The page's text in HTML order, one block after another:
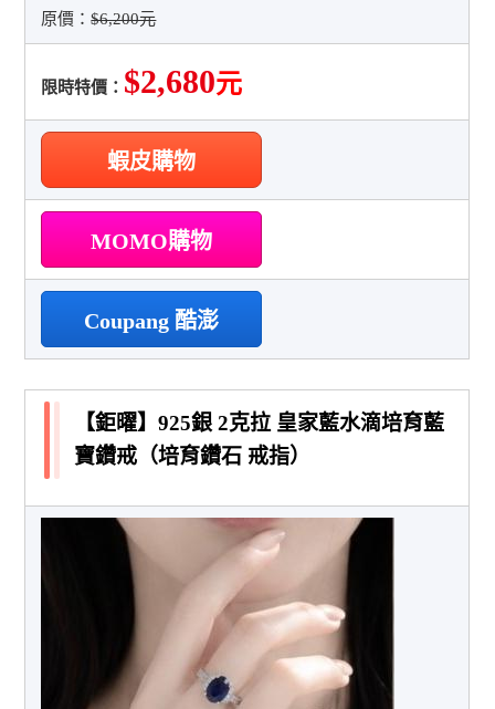
原價：$6,200元
限時特價： $2,680元
蝦皮購物
MOMO購物
Coupang 酷澎
【鉅曜】925銀 2克拉 皇家藍水滴培育藍
寶鑽戒（培育鑽石 戒指）